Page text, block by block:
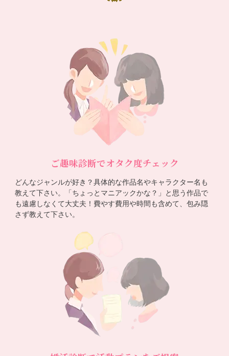
ご趣味診断でオタク度チェック
どんなジャンルが好き？具体的な作品名やキャラクター名も
教えて下さい。「ちょっとマニアックかな？」と思う作品で
も遠慮しなくて大丈夫！費やす費用や時間も含めて、包み隠
さず教えて下さい。